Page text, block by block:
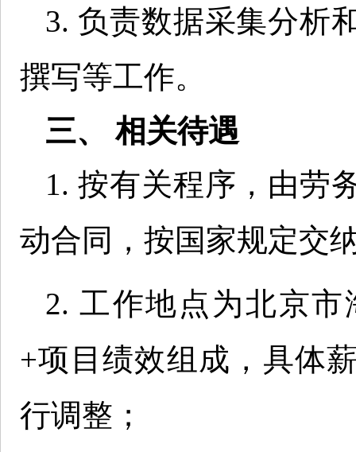
3. 负责数据采集分析
撰写等工作。
三、 相关待遇
1. 按有关程序，由劳
动合同，按国家规定交
2. 工作地点为北京
+项目绩效组成，具体
行调整；